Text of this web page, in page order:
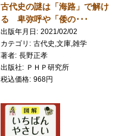
古代史の謎は「海路」で解け
る 卑弥呼や「倭の･･･
出版年月日
2021/02/02
カテゴリ
古代史,文庫,雑学
著者 長野正孝
出版社
ＰＨＰ研究所
税込価格 968円